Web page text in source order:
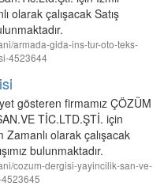
olarak çalışacak Satış
armada-gida-ins-tur-oto-teks-
4523644
gösteren firmamız ÇÖZÜM
TİC.LTD.ŞTİ. için
olarak çalışacak
bulunmaktadır.
cozum-dergisi-yayincilik-san-ve-